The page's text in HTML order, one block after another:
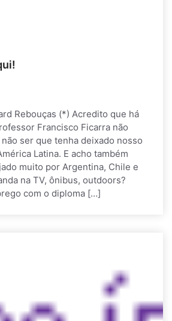
Rebouças (*) Acredito que há
Francisco Ficarra não
ser que tenha deixado nosso
Latina. E acho também
muito por Argentina, Chile e
na TV, ônibus, outdoors?
com o diploma […]